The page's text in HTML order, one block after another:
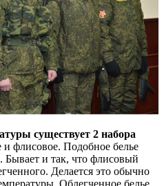
существует 2 набора
и флисовое. Подобное белье
Бывает и так, что флисовый
Делается это обычно